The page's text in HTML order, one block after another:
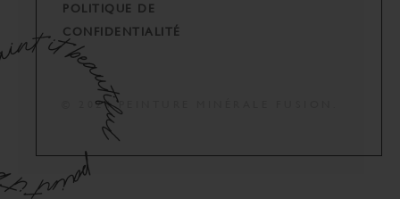
POLITIQUE DE
CONFIDENTIALITÉ
© 2024 PEINTURE MINÉRALE FUSION.